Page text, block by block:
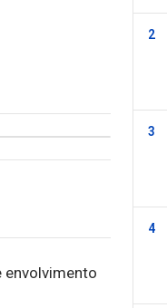
envolvimento